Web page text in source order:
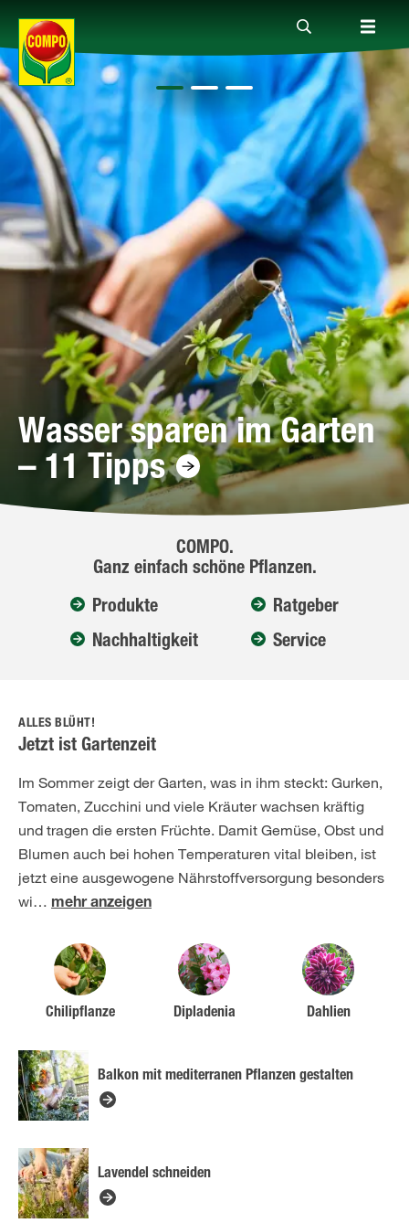
Produkte
Ratgeber
Themenwelten
Service
Unternehmen
Wasser sparen im Garten
– 11 Tipps
COMPO.
Ganz einfach schöne Pflanzen.
Produkte
Ratgeber
Nachhaltigkeit
Service
ALLES BLÜHT!
Jetzt ist Gartenzeit
Im Sommer zeigt der Garten, was in ihm steckt: Gurken,
Tomaten, Zucchini und viele Kräuter wachsen kräftig
und tragen die ersten Früchte. Damit Gemüse, Obst und
Blumen auch bei hohen Temperaturen vital bleiben, ist
jetzt eine ausgewogene Nährstoffversorgung besonders
wi… mehr anzeigen
Chilipflanze Dipladenia Dahlien
Balkon mit mediterranen Pflanzen gestalten
Lavendel schneiden